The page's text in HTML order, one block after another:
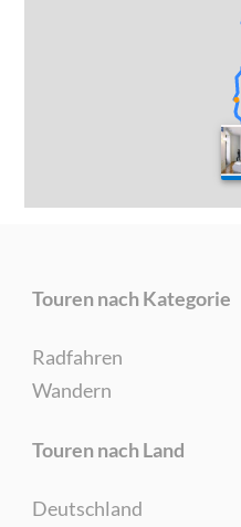
Touren nach Kategorie
Radfahren
Wandern
Touren nach Land
Deutschland